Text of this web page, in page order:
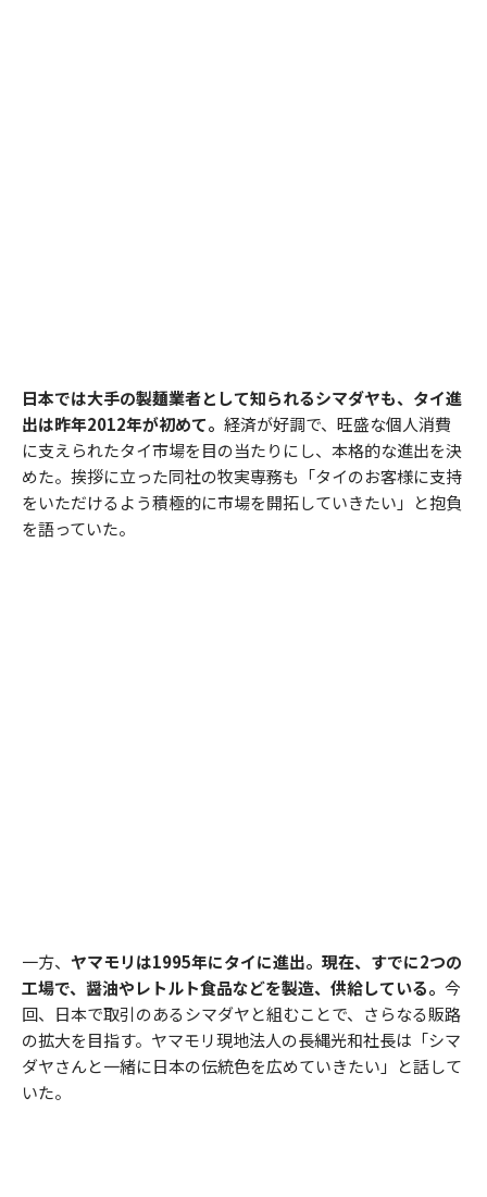
日本では大手の製麺業者として知られるシマダヤも、タイ進
出は昨年2012年が初めて。 経済が好調で、旺盛な個人消費
に支えられたタイ市場を目の当たりにし、本格的な進出を決
めた。挨拶に立った同社の牧実専務も「タイのお客様に支持
をいただけるよう積極的に市場を開拓していきたい」と抱負
を語っていた。
一方、 ヤマモリは1995年にタイに進出。現在、すでに2つの
工場で、醤油やレトルト食品などを製造、供給している。 今
回、日本で取引のあるシマダヤと組むことで、さらなる販路
の拡大を目指す。ヤマモリ現地法人の長縄光和社長は「シマ
ダヤさんと一緒に日本の伝統色を広めていきたい」と話して
いた。